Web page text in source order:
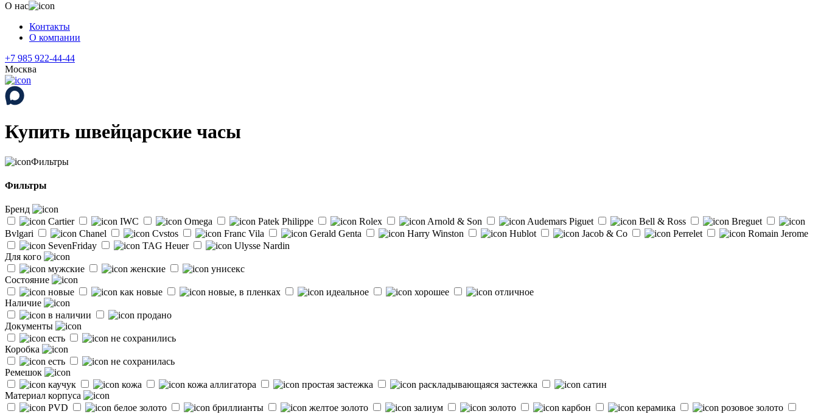
О нас
Контакты
О компании
+7 985 922-44-44
Москва
Купить швейцарские часы
Фильтры
Фильтры
Бренд
Cartier
IWC Omega Patek Philippe Rolex Arnold & Son Audemars Piguet Bell & Ross
Breguet
Bvlgari
Chanel Cvstos Franc Vila Gerald Genta Harry Winston Hublot Jacob & Co Perrelet
Romain Jerome
SevenFriday
TAG Heuer
Ulysse Nardin
Для кого
мужские
женские
унисекс
Состояние
новые
как новые новые, в пленках идеальное хорошее
отличное
Наличие
в наличии
продано
Документы
есть
не сохранились
Коробка
есть
не сохранилась
Ремешок
каучук
кожа кожа аллигатора простая застежка раскладывающаяся застежка
сатин
Материал корпуса
PVD
белое золото бриллианты желтое золото залиум золото карбон керамика
розовое золото